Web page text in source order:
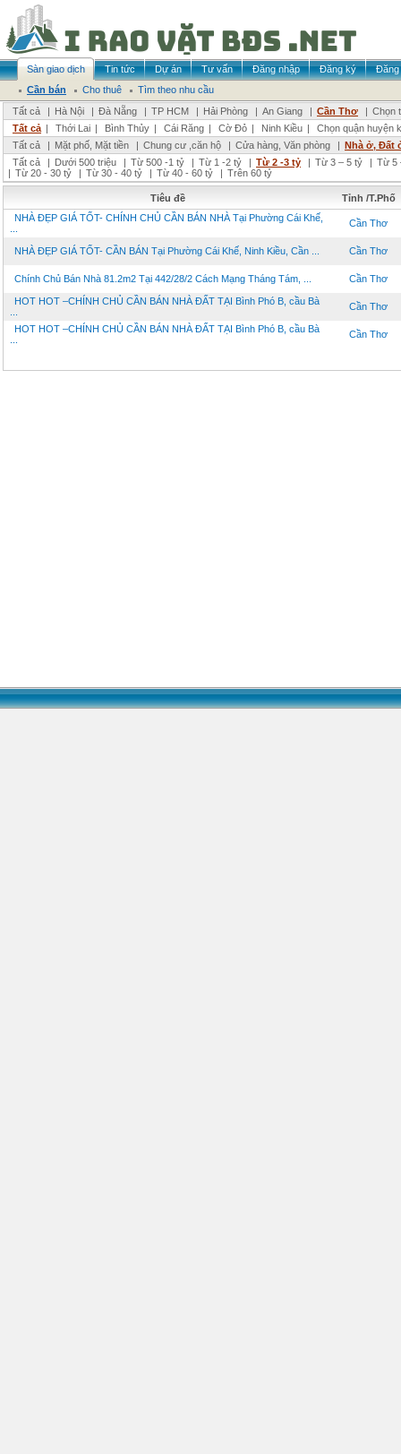
Sàn giao dịch Tin tức Dự án Tư vấn Đăng nhập Đăng ký
Đăng
Cần bán
Cho thuê
Tìm theo nhu cầu
Tất cả
| Hà Nội | Đà Nẵng | TP HCM | Hải Phòng | An Giang | Cần Thơ | Chọn
Tất cả | Thới Lai | Bình Thủy | Cái Răng | Cờ Đỏ | Ninh Kiều |
Chọn quận huyện
Tất cả
| Mặt phố, Mặt tiền | Chung cư ,căn hộ | Cửa hàng, Văn phòng | Nhà ở, Đất
Tất cả
| Dưới 500 triệu | Từ 500 -1 tỷ | Từ 1 -2 tỷ | Từ 2 -3 tỷ | Từ 3 – 5 tỷ | Từ 5
| Từ 20 - 30 tỷ | Từ 30 - 40 tỷ | Từ 40 - 60 tỷ | Trên 60 tỷ
Tiêu đề
Tỉnh /T.Phố
NHÀ ĐẸP GIÁ TỐT- CHÍNH CHỦ CẦN BÁN NHÀ Tại Phường Cái Khế,
Cần Thơ
NHÀ ĐẸP GIÁ TỐT- CẦN BÁN Tại Phường Cái Khế, Ninh Kiều, Cần ... Cần Thơ
Chính Chủ Bán Nhà 81.2m2 Tại 442/28/2 Cách Mạng Tháng Tám, ... Cần Thơ
HOT HOT –CHÍNH CHỦ CẦN BÁN NHÀ ĐẤT TẠI Bình Phó B, cầu Bà
Cần Thơ
HOT HOT –CHÍNH CHỦ CẦN BÁN NHÀ ĐẤT TẠI Bình Phó B, cầu Bà
Cần Thơ